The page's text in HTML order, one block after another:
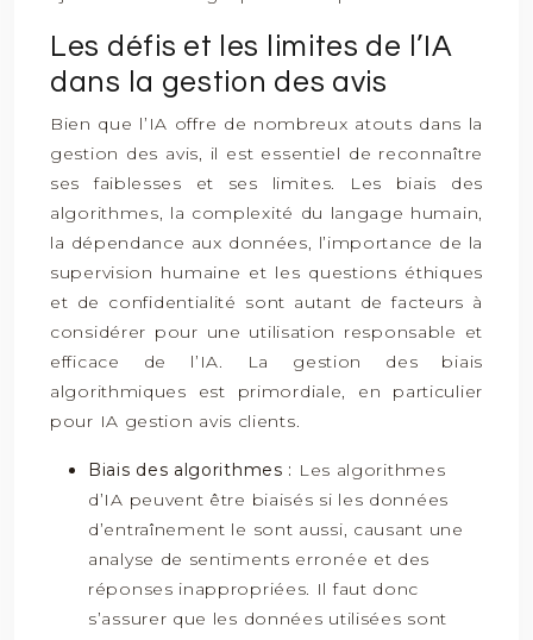
Les défis et les limites de l’IA
dans la gestion des avis
Bien que l’IA offre de nombreux atouts dans la
gestion des avis, il est essentiel de reconnaître
ses faiblesses et ses limites. Les biais des
algorithmes, la complexité du langage humain,
la dépendance aux données, l’importance de la
supervision humaine et les questions éthiques
et de confidentialité sont autant de facteurs à
considérer pour une utilisation responsable et
efficace de l’IA. La gestion des biais
algorithmiques est primordiale, en particulier
pour IA gestion avis clients.
Biais des algorithmes : Les algorithmes
d’IA peuvent être biaisés si les données
d’entraînement le sont aussi, causant une
analyse de sentiments erronée et des
réponses inappropriées. Il faut donc
s’assurer que les données utilisées sont